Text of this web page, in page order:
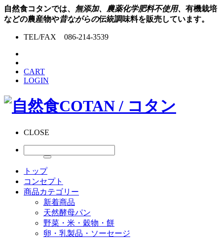
自然食コタンでは、 無添加、農薬化学肥料不使用、 有機栽培
などの農産物や昔ながらの伝統調味料を販売しています。
TEL/FAX 086-214-3539
CART
LOGIN
CLOSE
トップ
コンセプト
商品カテゴリー
新着商品
天然酵母パン
野菜・米・穀物・餅
卵・乳製品・ソーセージ